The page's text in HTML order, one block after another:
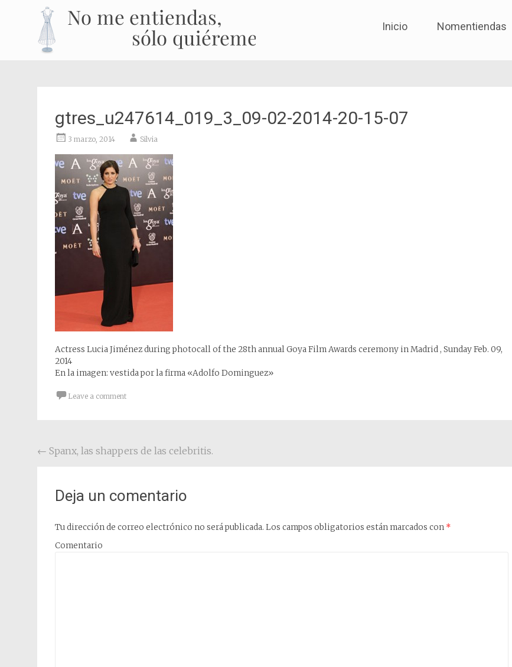
No me entiendas solo
Inicio Nomentiendas
gtres_u247614_019_3_09-02-2014-20-15-07
3 marzo, 2014 Silvia
Actress Lucia Jiménez during photocall of the 28th annual Goya Film Awards ceremony in Madrid , Sunday Feb. 09,
2014
En la imagen: vestida por la firma «Adolfo Dominguez»
Leave a comment
Post navigation
← Spanx, las shappers de las celebritis.
Deja un comentario
Tu dirección de correo electrónico no será publicada. Los campos obligatorios están marcados con *
Comentario